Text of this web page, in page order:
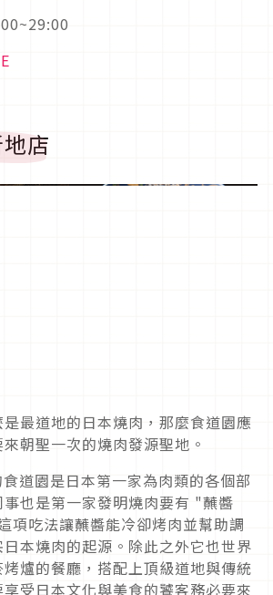
店
最道地的日本燒肉，那麼食道園應
朝聖一次的燒肉發源聖地。
道園是日本第一家為肉類的各個部
也是第一家發明燒肉要有 "蘸醬
項吃法讓蘸醬能冷卻烤肉並幫助調
本燒肉的起源。除此之外它也世界
爐的餐廳，搭配上頂級道地與傳統
受日本文化與美食的饕客務必要來